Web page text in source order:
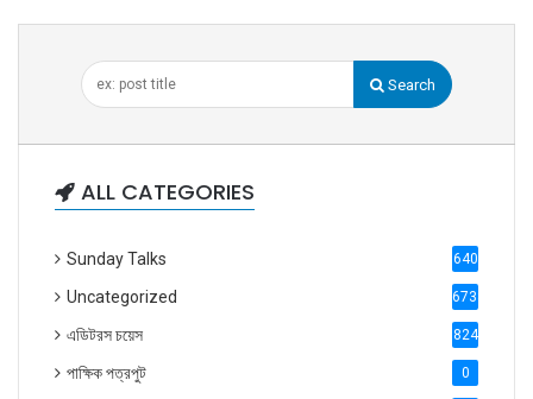
Search
ALL CATEGORIES
Sunday Talks 640
Uncategorized 6738
এডিটরস চয়েস 824
পাক্ষিক পত্রপুট 0